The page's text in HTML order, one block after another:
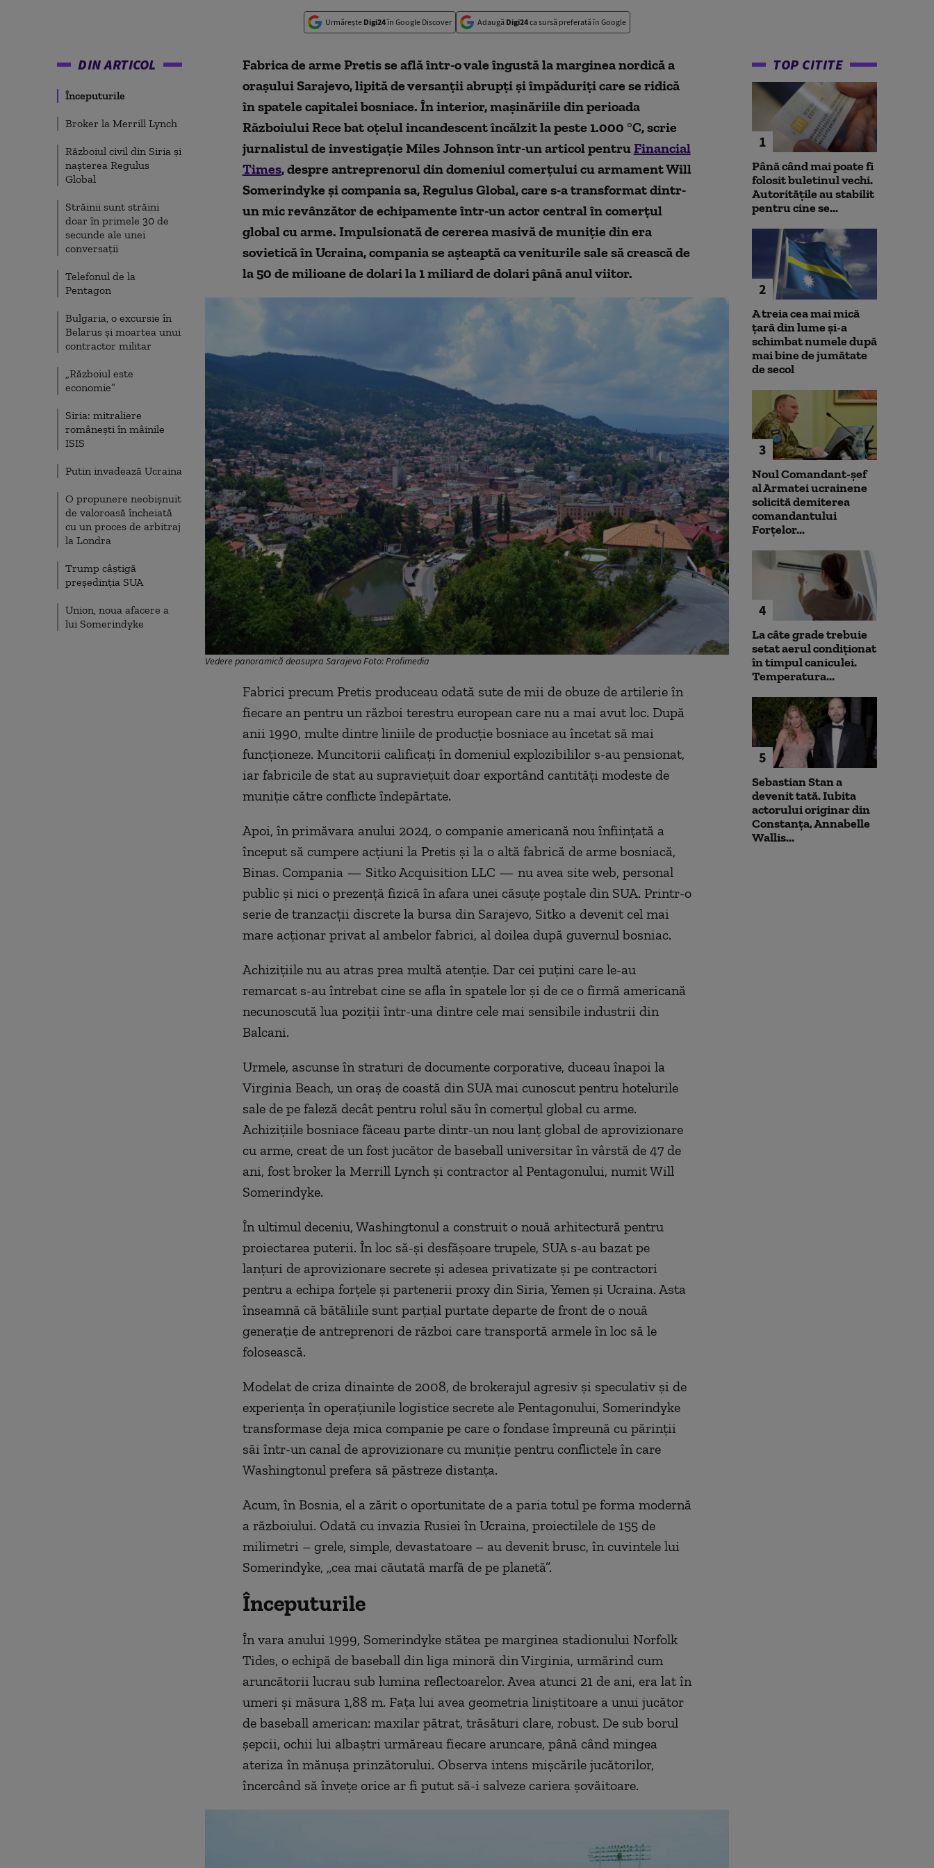
Urmărește Digi24în Google Discover Adaugă Digi24ca sursă preferată în Google
DIN ARTICOL
Începuturile
Broker la Merrill Lynch
Războiul civil din Siria și
nașterea Regulus
Global
Străinii sunt străini
doar în primele 30 de
secunde ale unei
conversații
Telefonul de la
Pentagon
Bulgaria, o excursie în
Belarus și moartea unui
contractor militar
„Războiul este
economie”
Siria: mitraliere
românești în mâinile
ISIS
Putin invadează Ucraina
O propunere neobișnuit
de valoroasă încheiată
cu un proces de arbitraj
la Londra
Trump câștigă
președinția SUA
Union, noua afacere a
lui Somerindyke
Fabrica de arme Pretis se află într-o vale îngustă la marginea nordică a
orașului Sarajevo, lipită de versanții abrupți și împăduriți care se ridică
în spatele capitalei bosniace. În interior, mașinăriile din perioada
Războiului Rece bat oțelul incandescent încălzit la peste 1.000 °C, scrie
jurnalistul de investigație Miles Johnson într-un articol pentruFinancial
Times, despre antreprenorul din domeniul comerțului cu armament Will
Somerindyke și compania sa, Regulus Global, care s-a transformat dintr-
un mic revânzător de echipamente într-un actor central în comerțul
global cu arme. Impulsionată de cererea masivă de muniție din era
sovietică în Ucraina, compania se așteaptă ca veniturile sale să crească de
la 50 de milioane de dolari la 1 miliard de dolari până anul viitor.
Vedere panoramică deasupra Sarajevo Foto: Profimedia
Fabrici precum Pretis produceau odată sute de mii de obuze de artilerie în
fiecare an pentru un război terestru european care nu a mai avut loc. După
anii 1990, multe dintre liniile de producție bosniace au încetat să mai
funcționeze. Muncitorii calificați în domeniul explozibililor s-au pensionat,
iar fabricile de stat au supraviețuit doar exportând cantități modeste de
muniție către conflicte îndepărtate.
Apoi, în primăvara anului 2024, o companie americană nou înființată a
început să cumpere acțiuni la Pretis și la o altă fabrică de arme bosniacă,
Binas. Compania — Sitko Acquisition LLC — nu avea site web, personal
public și nici o prezență fizică în afara unei căsuțe poștale din SUA. Printr-o
serie de tranzacții discrete la bursa din Sarajevo, Sitko a devenit cel mai
mare acționar privat al ambelor fabrici, al doilea după guvernul bosniac.
Achizițiile nu au atras prea multă atenție. Dar cei puțini care le-au
remarcat s-au întrebat cine se afla în spatele lor și de ce o firmă americană
necunoscută lua poziții într-una dintre cele mai sensibile industrii din
Balcani.
Urmele, ascunse în straturi de documente corporative, duceau înapoi la
Virginia Beach, un oraș de coastă din SUA mai cunoscut pentru hotelurile
sale de pe faleză decât pentru rolul său în comerțul global cu arme.
Achizițiile bosniace făceau parte dintr-un nou lanț global de aprovizionare
cu arme, creat de un fost jucător de baseball universitar în vârstă de 47 de
ani, fost broker la Merrill Lynch și contractor al Pentagonului, numit Will
Somerindyke.
În ultimul deceniu, Washingtonul a construit o nouă arhitectură pentru
proiectarea puterii. În loc să-și desfășoare trupele, SUA s-au bazat pe
lanțuri de aprovizionare secrete și adesea privatizate și pe contractori
pentru a echipa forțele și partenerii proxy din Siria, Yemen și Ucraina. Asta
înseamnă că bătăliile sunt parțial purtate departe de front de o nouă
generație de antreprenori de război care transportă armele în loc să le
folosească.
Modelat de criza dinainte de 2008, de brokerajul agresiv și speculativ și de
experiența în operațiunile logistice secrete ale Pentagonului, Somerindyke
transformase deja mica companie pe care o fondase împreună cu părinții
săi într-un canal de aprovizionare cu muniție pentru conflictele în care
Washingtonul prefera să păstreze distanța.
Acum, în Bosnia, el a zărit o oportunitate de a paria totul pe forma modernă
a războiului. Odată cu invazia Rusiei în Ucraina, proiectilele de 155 de
milimetri – grele, simple, devastatoare – au devenit brusc, în cuvintele lui
Somerindyke, „cea mai căutată marfă de pe planetă”.
Începuturile
În vara anului 1999, Somerindyke stătea pe marginea stadionului Norfolk
Tides, o echipă de baseball din liga minoră din Virginia, urmărind cum
aruncătorii lucrau sub lumina reflectoarelor. Avea atunci 21 de ani, era lat în
umeri și măsura 1,88 m. Fața lui avea geometria liniștitoare a unui jucător
de baseball american: maxilar pătrat, trăsături clare, robust. De sub borul
șepcii, ochii lui albaștri urmăreau fiecare aruncare, până când mingea
ateriza în mănușa prinzătorului. Observa intens mișcările jucătorilor,
încercând să învețe orice ar fi putut să-i salveze cariera șovăitoare.
TOP CITITE
1
Până când mai poate fi
folosit buletinul vechi.
Autoritățile au stabilit
pentru cine se...
2
A treia cea mai mică
țară din lume și-a
schimbat numele după
mai bine de jumătate
de secol
3
Noul Comandant-șef
al Armatei ucrainene
solicită demiterea
comandantului
Forțelor...
4
La câte grade trebuie
setat aerul condiționat
în timpul caniculei.
Temperatura...
5
Sebastian Stan a
devenit tată. Iubita
actorului originar din
Constanța, Annabelle
Wallis...